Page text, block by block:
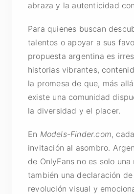
abraza y la autenticidad
Para quienes buscan
talentos o apoyar a sus
propuesta argentina es
historias vibrantes,
la promesa de que, más
existe una comunidad
la diversidad y el placer.
En Models-Finder.com,
invitación al asombro.
de OnlyFans no es solo una
también una declaración
revolución visual y